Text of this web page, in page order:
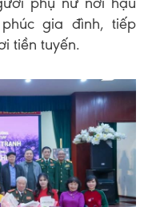
gia đình, tiếp
tiền tuyến.